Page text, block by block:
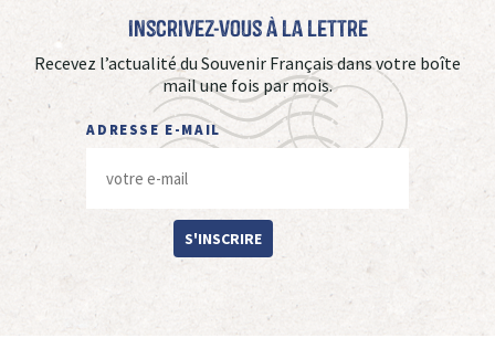
Inscrivez-vous à La Lettre
Recevez l’actualité du Souvenir Français dans votre boîte
mail une fois par mois.
ADRESSE E-MAIL
S'INSCRIRE